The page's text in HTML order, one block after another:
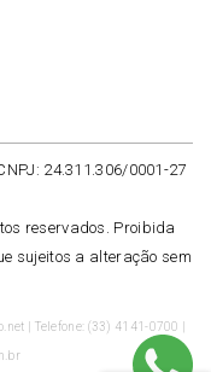
24.311.306/0001-27
reservados. Proibida
sujeitos a alteração sem
| Telefone: (33) 4141-0700 |